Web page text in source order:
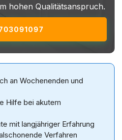
hohen Qualitätsanspruch.
an Wochenenden und
Hilfe bei akutem
mit langjähriger Erfahrung
Verfahren